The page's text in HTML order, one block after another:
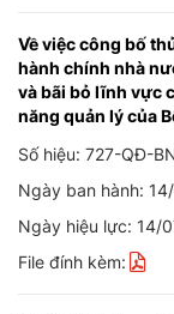
Về việc công bố
hành chính nhà
và bãi bỏ lĩnh vực
năng quản lý của
Số hiệu: 727-QĐ-
Ngày ban hành:
Ngày hiệu lực: 14/
File đính kèm: